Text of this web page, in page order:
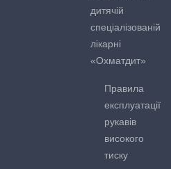
дитячій
спеціалізованій
лікарні
«Охматдит»
Правила
експлуатації
рукавів
високого
тиску